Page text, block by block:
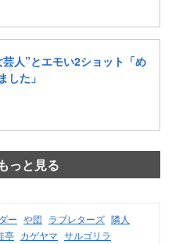
人”とエモい2ショット「め
した」
っと見る
ー 団 ラブレターズ 隣人
亭 カゲヤマ サルゴリラ